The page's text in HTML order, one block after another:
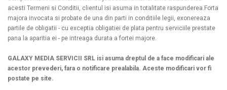
acesti Termeni si Conditii, clientul isi asuma in totalitate raspunderea.Forta
majora invocata si probate de una din parti in conditiile legii, exonereaza
partile de obligatii - cu exceptia obligatiei de plata pentru serviciile prestate
pana la aparitia ei - pe intreaga durata a fortei majore.
GALAXY MEDIA SERVICII SRL isi asuma dreptul de a face modificari ale
acestor prevederi, fara o notificare prealabila. Aceste modificari vor fi
postate pe site.